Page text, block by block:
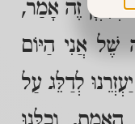
זֶה אָמַר,
שֶׁל אֲנִי הַיּוֹם
לְדַלֵּג עַל